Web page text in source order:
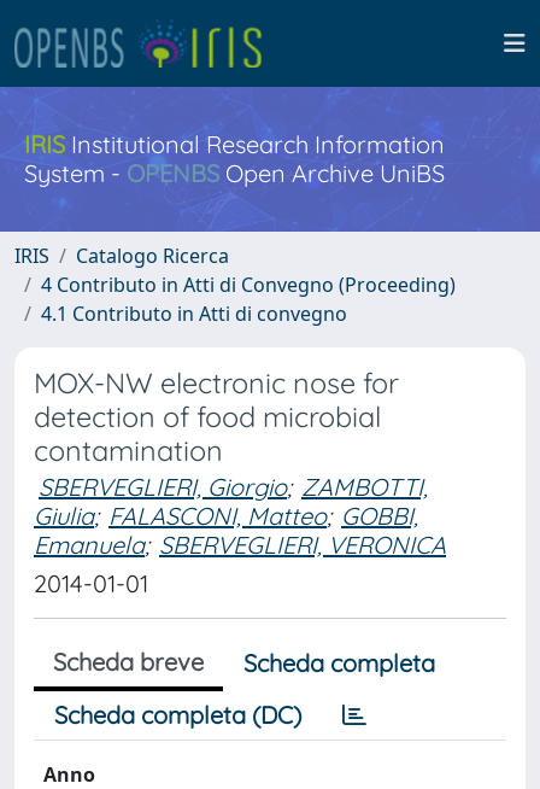
IRISInstitutional Research Information
System - OPENBS Open Archive UniBS
IRIS
Catalogo Ricerca
4 Contributo in Atti di Convegno (Proceeding)
4.1 Contributo in Atti di convegno
MOX-NW electronic nose for
detection of food microbial
contamination
SBERVEGLIERI, Giorgio; ZAMBOTTI,
Giulia; FALASCONI, Matteo; GOBBI,
Emanuela; SBERVEGLIERI, VERONICA
2014-01-01
Scheda breve
Scheda completa
Scheda completa (DC)
Anno